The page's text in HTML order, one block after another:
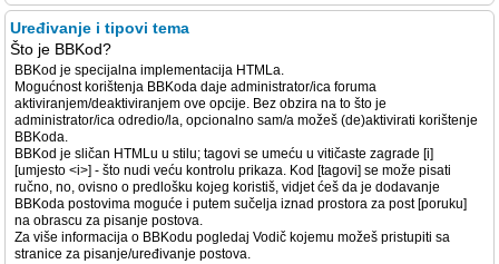
Uređivanje i tipovi tema
Što je BBKod?
BBKod je specijalna implementacija HTMLa.
Mogućnost korištenja BBKoda daje administrator/ica foruma
aktiviranjem/deaktiviranjem ove opcije. Bez obzira na to što je
administrator/ica odredio/la, opcionalno sam/a možeš (de)aktivirati korištenje
BBKoda.
BBKod je sličan HTMLu u stilu; tagovi se umeću u vitičaste zagrade [i]
[umjesto <i>] - što nudi veću kontrolu prikaza. Kod [tagovi] se može pisati
ručno, no, ovisno o predlošku kojeg koristiš, vidjet ćeš da je dodavanje
BBKoda postovima moguće i putem sučelja iznad prostora za post [poruku]
na obrascu za pisanje postova.
Za više informacija o BBKodu pogledaj Vodič kojemu možeš pristupiti sa
stranice za pisanje/uređivanje postova.